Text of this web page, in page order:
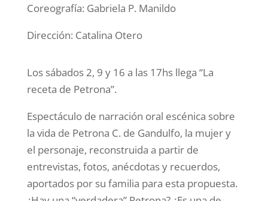
Coreografía: Gabriela P. Manildo
Dirección: Catalina Otero
Los sábados 2, 9 y 16 a las 17hs llega “La
receta de Petrona”.
Espectáculo de narración oral escénica sobre
la vida de Petrona C. de Gandulfo, la mujer y
el personaje, reconstruida a partir de
entrevistas, fotos, anécdotas y recuerdos,
aportados por su familia para esta propuesta.